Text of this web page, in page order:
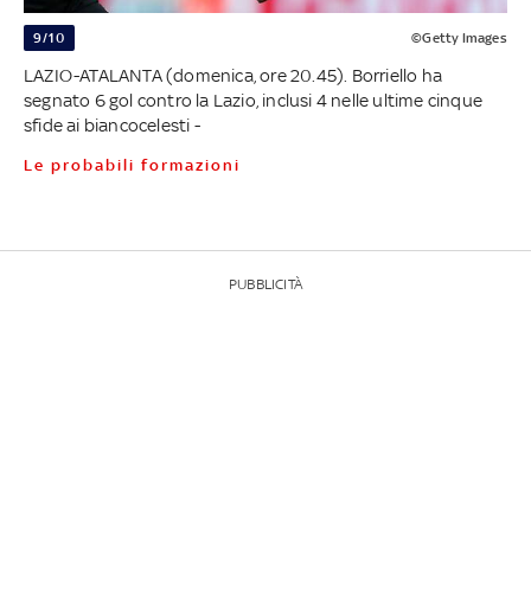
9/10 ©Getty Images
LAZIO-ATALANTA (domenica, ore 20.45). Borriello ha
segnato 6 gol contro la Lazio, inclusi 4 nelle ultime cinque
sfide ai biancocelesti -
Le probabili formazioni
PUBBLICITÀ